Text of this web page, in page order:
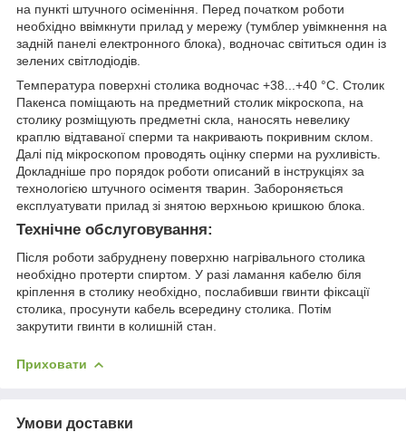
на пункті штучного осіменіння. Перед початком роботи
необхідно ввімкнути прилад у мережу (тумблер увімкнення на
задній панелі електронного блока), водночас світиться один із
зелених світлодіодів.
Температура поверхні столика водночас +38...+40 °C. Столик
Пакенса поміщають на предметний столик мікроскопа, на
столику розміщують предметні скла, наносять невелику
краплю відтаваної сперми та накривають покривним склом.
Далі під мікроскопом проводять оцінку сперми на рухливість.
Докладніше про порядок роботи описаний в інструкціях за
технологією штучного осіментя тварин. Забороняється
експлуатувати прилад зі знятою верхньою кришкою блока.
Технічне обслуговування:
Після роботи забруднену поверхню нагрівального столика
необхідно протерти спиртом. У разі ламання кабелю біля
кріплення в столику необхідно, послабивши гвинти фіксації
столика, просунути кабель всередину столика. Потім
закрутити гвинти в колишній стан.
Приховати
Умови доставки